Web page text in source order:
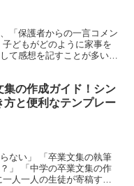
「保護者からの一言コメン
どもがどのように家事を
て感想を記すことが多いで
集の作成ガイド！シン
方と便利なテンプレー
ない」 「卒業文集の執筆
」 「中学の卒業文集の作
人一人の生徒が寄稿する